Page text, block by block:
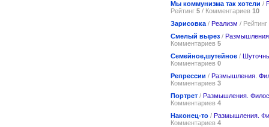
Мы коммунизма так хотели /
Рейтинг 5 / Комментариев 10
Зарисовка / Реализм / Рейтинг
Смелый вырез /
Комментариев 5
Семейное,шутейное /
Комментариев 0
Репрессии / Размышления.
Комментариев 3
Портрет / Размышления.
Комментариев 4
Наконец-то / Размышления.
Комментариев 4